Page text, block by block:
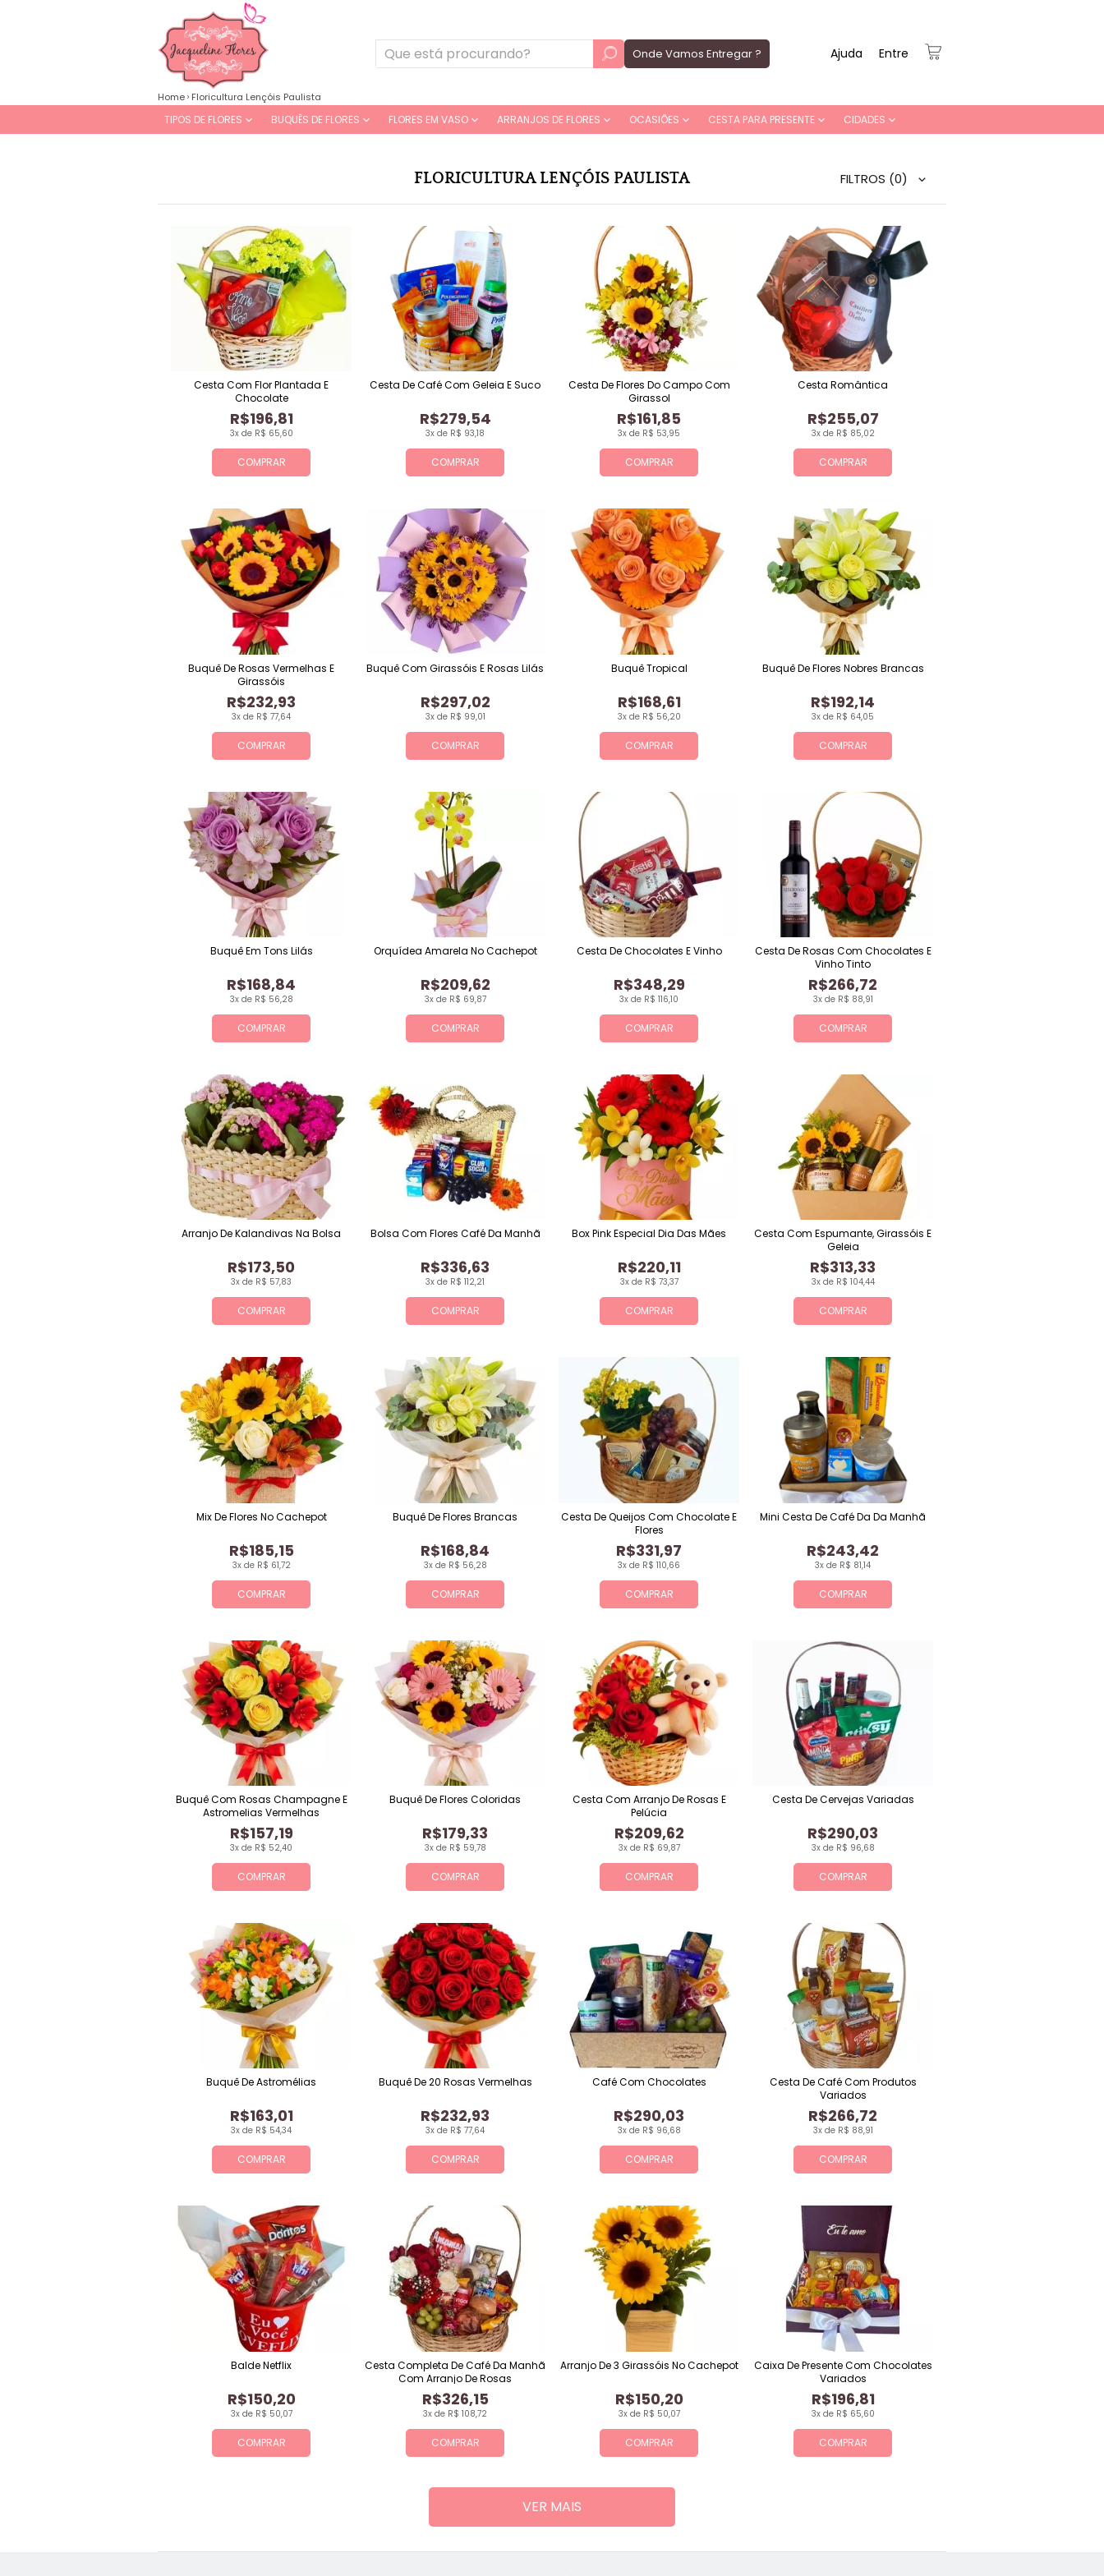
Onde Vamos Entregar ? Entre
Ajuda
TIPOS DE FLORES BUQUÊS DE FLORES FLORES EM VASO ARRANJOS DE FLORES OCASIÕES CESTA PARA PRESENTE CIDADES
Home Floricultura Lençóis Paulista
FLORICULTURA LENÇÓIS PAULISTA FILTROS (0)
COMPRAR
3x de R$ 65,60
R$196,81
Cesta Com Flor Plantada E
Chocolate
COMPRAR
3x de R$ 93,18
R$279,54
Cesta De Café Com Geleia E Suco
COMPRAR
3x de R$ 53,95
R$161,85
Cesta De Flores Do Campo Com
Girassol
COMPRAR
3x de R$ 85,02
R$255,07
Cesta Romântica
COMPRAR
3x de R$ 77,64
R$232,93
Buquê De Rosas Vermelhas E
Girassóis
COMPRAR
3x de R$ 99,01
R$297,02
Buquê Com Girassóis E Rosas Lilás
COMPRAR
3x de R$ 56,20
R$168,61
Buquê Tropical
COMPRAR
3x de R$ 64,05
R$192,14
Buquê De Flores Nobres Brancas
COMPRAR
3x de R$ 56,28
R$168,84
Buquê Em Tons Lilás
COMPRAR
3x de R$ 69,87
R$209,62
Orquídea Amarela No Cachepot
COMPRAR
3x de R$ 116,10
R$348,29
Cesta De Chocolates E Vinho
COMPRAR
3x de R$ 88,91
R$266,72
Cesta De Rosas Com Chocolates E
Vinho Tinto
COMPRAR
3x de R$ 57,83
R$173,50
Arranjo De Kalandivas Na Bolsa
COMPRAR
3x de R$ 112,21
R$336,63
Bolsa Com Flores Café Da Manhã
COMPRAR
3x de R$ 73,37
R$220,11
Box Pink Especial Dia Das Mães
COMPRAR
3x de R$ 104,44
R$313,33
Cesta Com Espumante, Girassóis E
Geleia
COMPRAR
3x de R$ 61,72
R$185,15
Mix De Flores No Cachepot
COMPRAR
3x de R$ 56,28
R$168,84
Buquê De Flores Brancas
COMPRAR
3x de R$ 110,66
R$331,97
Cesta De Queijos Com Chocolate E
Flores
COMPRAR
3x de R$ 81,14
R$243,42
Mini Cesta De Café Da Da Manhã
COMPRAR
3x de R$ 52,40
R$157,19
Buquê Com Rosas Champagne E
Astromelias Vermelhas
COMPRAR
3x de R$ 59,78
R$179,33
Buquê De Flores Coloridas
COMPRAR
3x de R$ 69,87
R$209,62
Cesta Com Arranjo De Rosas E
Pelúcia
COMPRAR
3x de R$ 96,68
R$290,03
Cesta De Cervejas Variadas
COMPRAR
3x de R$ 54,34
R$163,01
Buquê De Astromélias
COMPRAR
3x de R$ 77,64
R$232,93
Buquê De 20 Rosas Vermelhas
COMPRAR
3x de R$ 96,68
R$290,03
Café Com Chocolates
COMPRAR
3x de R$ 88,91
R$266,72
Cesta De Café Com Produtos
Variados
COMPRAR
3x de R$ 50,07
R$150,20
Balde Netflix
COMPRAR
3x de R$ 108,72
R$326,15
Cesta Completa De Café Da Manhã
Com Arranjo De Rosas
COMPRAR
3x de R$ 50,07
R$150,20
Arranjo De 3 Girassóis No Cachepot
COMPRAR
3x de R$ 65,60
R$196,81
Caixa De Presente Com Chocolates
Variados
VER MAIS